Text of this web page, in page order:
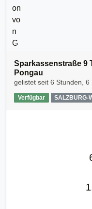
Sparkassenstraße 9
Pongau
gelistet seit 6 Stunden, 6
Verfügbar SALZBURG-